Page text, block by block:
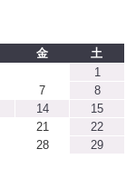
金
土
1
7
8
14
15
21
22
28
29